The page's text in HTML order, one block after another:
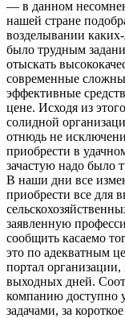
— в данном
нашей стране
возделывании
было трудным
отыскать
современные
эффективные
цене. Исходя из
солидной
отнюдь не
приобрести в
зачастую надо было
В наши дни все
приобрести все для
заявленную
сообщить касаемо
это по адекватным
портал организации,
выходных дней.
компанию доступно
задачами, за